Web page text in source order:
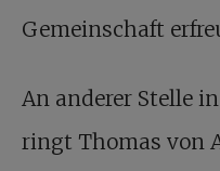
Gemeinschaft
An anderer Stelle
ringt Thomas von